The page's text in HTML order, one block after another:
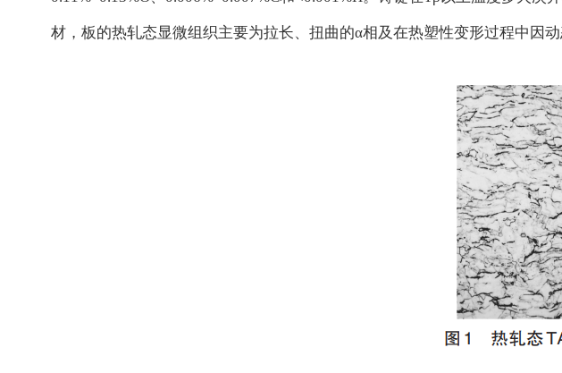
材，板的热轧态显微组织主要为拉长、扭曲的α相及在热塑性变形过程中因